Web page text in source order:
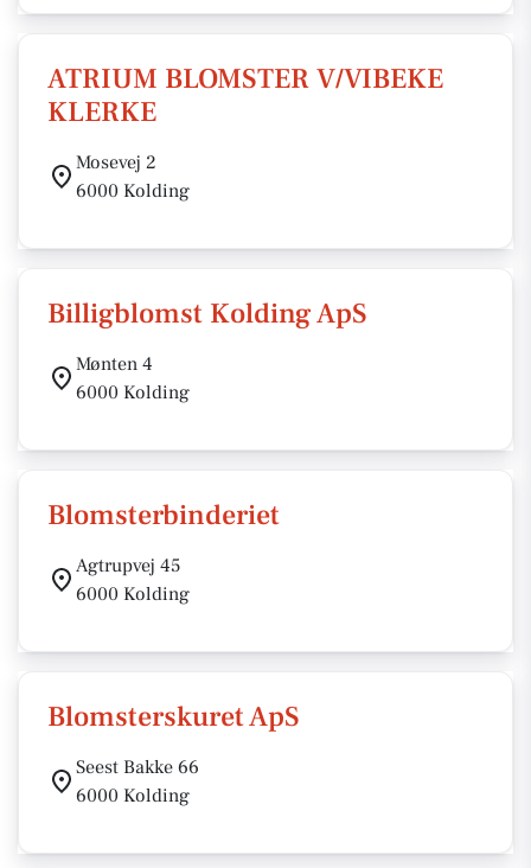
ATRIUM BLOMSTER V/VIBEKE
KLERKE
Mosevej 2
6000 Kolding
Billigblomst Kolding ApS
Mønten 4
6000 Kolding
Blomsterbinderiet
Agtrupvej 45
6000 Kolding
Blomsterskuret ApS
Seest Bakke 66
6000 Kolding